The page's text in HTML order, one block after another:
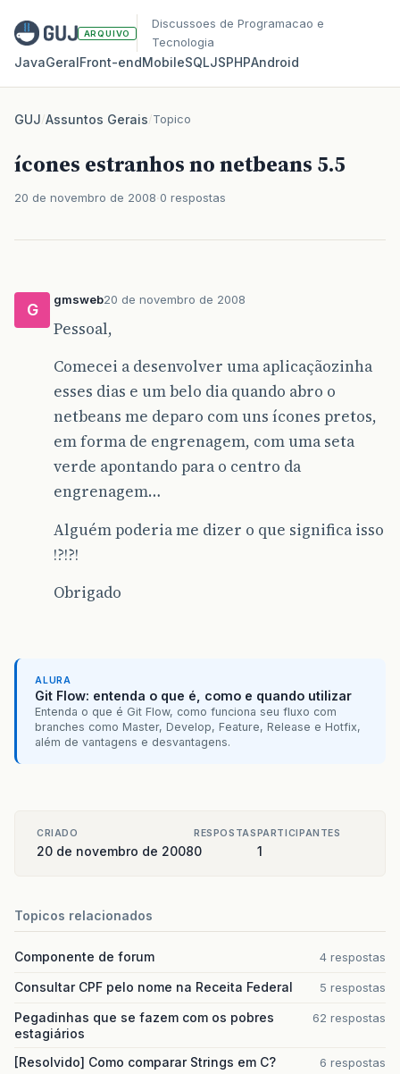
ARQUIVO
Discussoes de Programacao e
Tecnologia
JavaGeralFront‑endMobileSQLJSPHPAndroid
GUJ/Assuntos Gerais/Topico
ícones estranhos no netbeans 5.5
20 de novembro de 2008 0 respostas
G
gmsweb20 de novembro de 2008
Pessoal,
Comecei a desenvolver uma aplicaçãozinha
esses dias e um belo dia quando abro o
netbeans me deparo com uns ícones pretos,
em forma de engrenagem, com uma seta
verde apontando para o centro da
engrenagem…
Alguém poderia me dizer o que significa isso
!?!?!
Obrigado
ALURA
Git Flow: entenda o que é, como e quando utilizar
Entenda o que é Git Flow, como funciona seu fluxo com
branches como Master, Develop, Feature, Release e Hotfix,
além de vantagens e desvantagens.
CRIADO
20 de novembro de 2008
RESPOSTAS
0
PARTICIPANTES
1
Topicos relacionados
Componente de forum 4 respostas
Consultar CPF pelo nome na Receita Federal 5 respostas
Pegadinhas que se fazem com os pobres
estagiários
62 respostas
[Resolvido] Como comparar Strings em C? 6 respostas